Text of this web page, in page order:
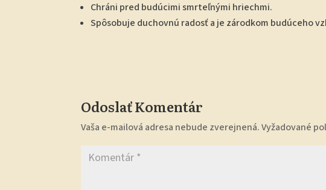
Chráni pred budúcimi smrteľnými hriechmi.
Spôsobuje duchovnú radosť a je zárodkom budúceho
Odoslať Komentár
Vaša e-mailová adresa nebude zverejnená. Vyžadované